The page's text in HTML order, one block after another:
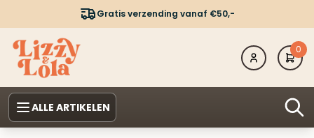
Gratis verzending vanaf €50,-
0
ALLE ARTIKELEN